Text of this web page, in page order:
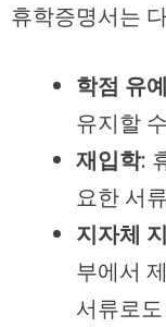
휴학증명서는
학점 유예
유지할
재입학:
요한 서
지자체
부에서
서류로